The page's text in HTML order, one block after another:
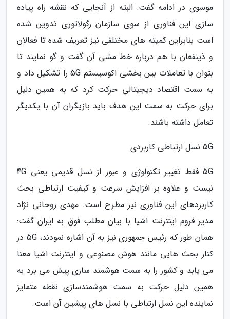
موسوی در ادامه گفت: البته از آنجایی که نقشه راه پیاده
سازی این فناوری از سوی سازمان رگولاتوری تدوین شده
است بنابراین کمیته های مختلفی نیز تعریف شده تا فعالان
و ذینفعان با هم درباره خط مشی آن گفت و گو نمایند تا
بتوان با تعاملات بین بخشی اکوسیستم 5G را تشکیل داد و
به سمت اقتصاد دیجیتالی حرکت کرد که به همین دلیل
برای حرکت به سمت این هدف باید بازیگران آن با یکدیگر
تعامل داشته باشند.
5G نسل ارتباطی کاربردی
5G فقط تغییر تکنولوژی و عبور از نسل قدیمی یعنی 4G
نیست و علاوه بر افزایش سرعت و کیفیت ارتباطی بحث
کاربردهای این فناوری نیز مطرح است. مهدی روحانی نژاد
مدیر فروم اینترنت اشیا با بیان مطلب فوق به ایران گفت:
همان طور که رئیس جمهوری نیز به آن اشاره نمودند، 5G در
کنار بحث هایی مانند هوش مصنوعی و اینترنت اشیا معنا
می یابد و کشور را به سمت هوشمند سازی پیش می برد به
همین دلیل حرکت به سمت هوشمندسازی نقطه متمایز
نماینده این نسل ارتباطی با نسل های پیشین آن است.